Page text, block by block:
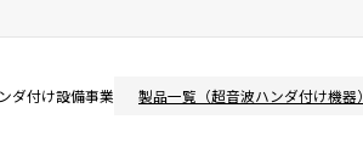
ダ付け設備事業 製品一覧（超音波ハンダ付け機器）